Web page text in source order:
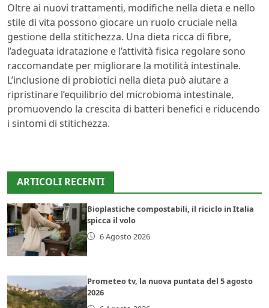
Oltre ai nuovi trattamenti, modifiche nella dieta e nello
stile di vita possono giocare un ruolo cruciale nella
gestione della stitichezza. Una dieta ricca di fibre,
l’adeguata idratazione e l’attività fisica regolare sono
raccomandate per migliorare la motilità intestinale.
L’inclusione di probiotici nella dieta può aiutare a
ripristinare l’equilibrio del microbioma intestinale,
promuovendo la crescita di batteri benefici e riducendo
i sintomi di stitichezza.
ARTICOLI RECENTI
Bioplastiche compostabili, il riciclo in Italia
spicca il volo
6 Agosto 2026
Prometeo tv, la nuova puntata del 5 agosto
2026